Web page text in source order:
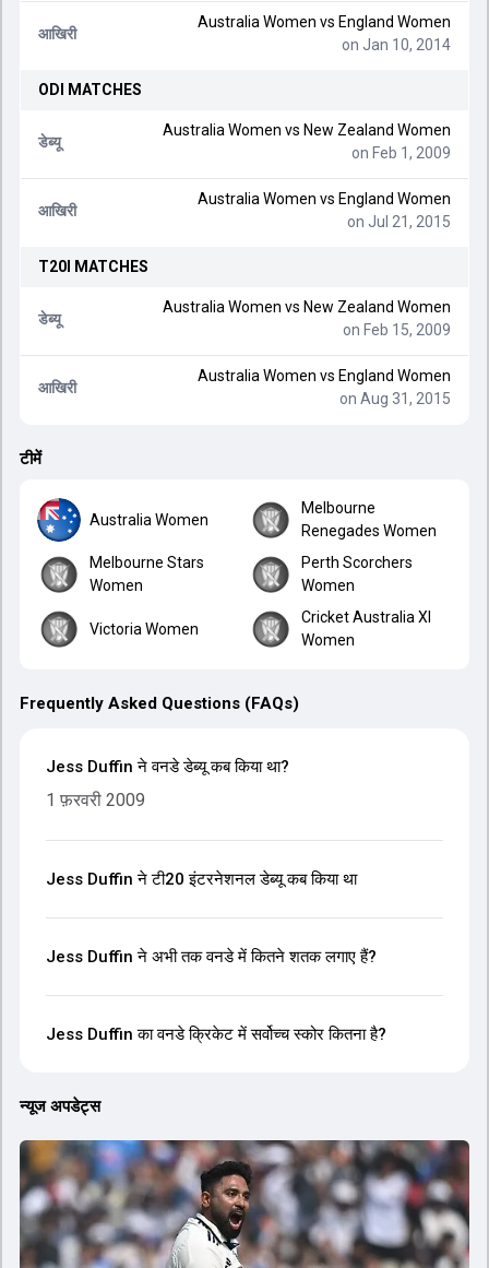
आखिरी
Australia Women vs England Women
on Jan 10, 2014
ODI MATCHES
डेब्यू
Australia Women vs New Zealand Women
on Feb 1, 2009
आखिरी
Australia Women vs England Women
on Jul 21, 2015
T20I MATCHES
डेब्यू
Australia Women vs New Zealand Women
on Feb 15, 2009
आखिरी
Australia Women vs England Women
on Aug 31, 2015
टीमें
Australia Women
Melbourne
Renegades Women
Melbourne Stars
Women
Perth Scorchers
Women
Victoria Women
Cricket Australia XI
Women
Frequently Asked Questions (FAQs)
Jess Duffin ने वनडे डेब्यू कब किया था?
1 फ़रवरी 2009
Jess Duffin ने टी20 इंटरनेशनल डेब्यू कब किया था
Jess Duffin ने अभी तक वनडे में कितने शतक लगाए हैं?
Jess Duffin का वनडे क्रिकेट में सर्वोच्च स्कोर कितना है?
न्यूज अपडेट्स